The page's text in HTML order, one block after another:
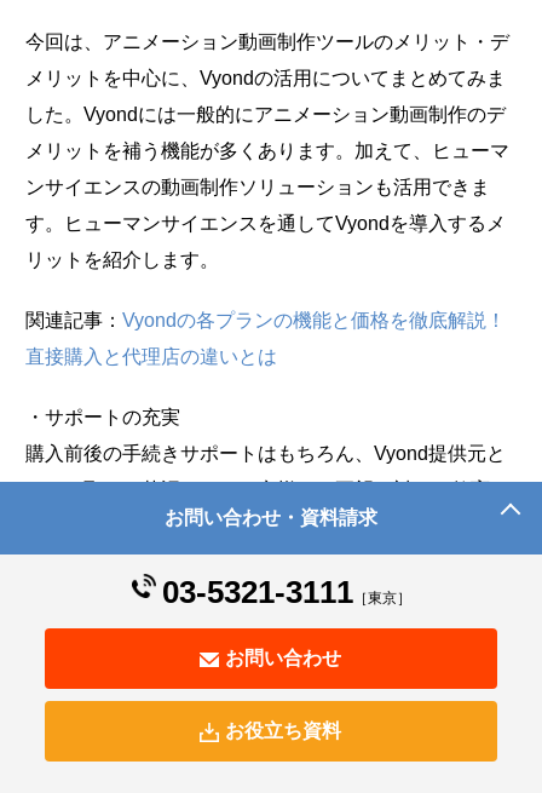
今回は、アニメーション動画制作ツールのメリット・デ
メリットを中心に、Vyondの活用についてまとめてみま
した。Vyondには一般的にアニメーション動画制作のデ
メリットを補う機能が多くあります。加えて、ヒューマ
ンサイエンスの動画制作ソリューションも活用できま
す。ヒューマンサイエンスを通してVyondを導入するメ
リットを紹介します。
関連記事： Vyondの各プランの機能と価格を徹底解説！
直接購入と代理店の違いとは
・サポートの充実
購入前後の手続きサポートはもちろん、Vyond提供元と
ンテンツの提案から制作についてサポートできます。
・eラーニング制作の実績が多数あります。ノウハウを
活かした効果的なアニメーション制作代行もVyondに限
らず、これまで多くの実績があります。
Vyond アニメーション制作代行
お問い合わせ・資料請求
03-5321-3111［東京］
お問い合わせ
お役立ち資料